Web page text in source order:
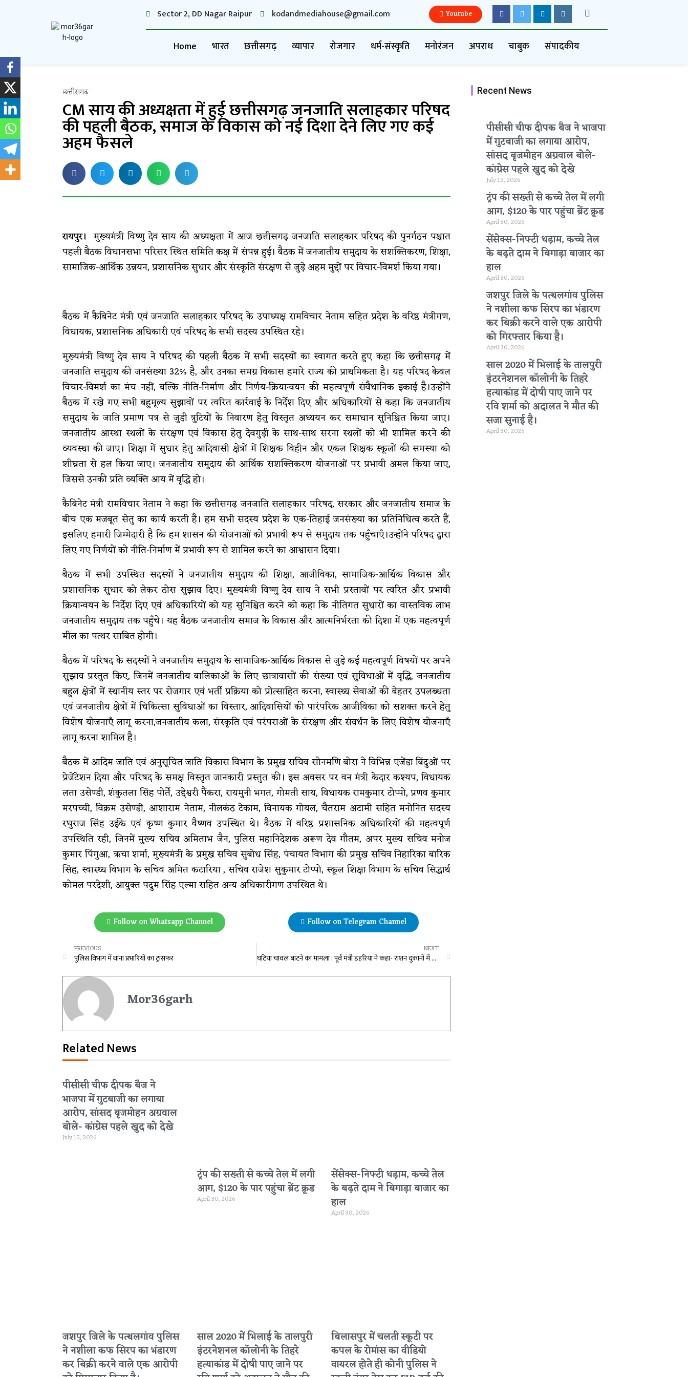
Sector 2, DD Nagar Raipur kodandmediahouse@gmail.com Youtube
Home भारत छत्तीसगढ़ व्यापार रोजगार धर्म-संस्कृति मनोरंजन अपराध चाबुक संपादकीय
छत्तीसगढ़
CM साय की अध्यक्षता में हुई छत्तीसगढ़ जनजाति सलाहकार परिषद
की पहली बैठक, समाज के विकास को नई दिशा देने लिए गए कई
अहम फैसले
रायपुर। मुख्यमंत्री विष्णु देव साय की अध्यक्षता में आज छत्तीसगढ़ जनजाति सलाहकार परिषद की पुनर्गठन पश्चात
पहली बैठक विधानसभा परिसर स्थित समिति कक्ष में संपन्न हुई। बैठक में जनजातीय समुदाय के सशक्तिकरण, शिक्षा,
सामाजिक-आर्थिक उन्नयन, प्रशासनिक सुधार और संस्कृति संरक्षण से जुड़े अहम मुद्दों पर विचार-विमर्श किया गया।
बैठक में कैबिनेट मंत्री एवं जनजाति सलाहकार परिषद के उपाध्यक्ष रामविचार नेताम सहित प्रदेश के वरिष्ठ मंत्रीगण,
विधायक, प्रशासनिक अधिकारी एवं परिषद के सभी सदस्य उपस्थित रहे।
मुख्यमंत्री विष्णु देव साय ने परिषद की पहली बैठक में सभी सदस्यों का स्वागत करते हुए कहा कि छत्तीसगढ़ में
जनजाति समुदाय की जनसंख्या 32% है, और उनका समग्र विकास हमारे राज्य की प्राथमिकता है। यह परिषद केवल
विचार-विमर्श का मंच नहीं, बल्कि नीति-निर्माण और निर्णय-क्रियान्वयन की महत्वपूर्ण संवैधानिक इकाई है।उन्होंने
बैठक में रखे गए सभी बहुमूल्य सुझावों पर त्वरित कार्रवाई के निर्देश दिए और अधिकारियों से कहा कि जनजातीय
समुदाय के जाति प्रमाण पत्र से जुड़ी त्रुटियों के निवारण हेतु विस्तृत अध्ययन कर समाधान सुनिश्चित किया जाए।
जनजातीय आस्था स्थलों के संरक्षण एवं विकास हेतु देवगुड़ी के साथ-साथ सरना स्थलों को भी शामिल करने की
व्यवस्था की जाए। शिक्षा में सुधार हेतु आदिवासी क्षेत्रों में शिक्षक विहीन और एकल शिक्षक स्कूलों की समस्या को
शीघ्रता से हल किया जाए। जनजातीय समुदाय की आर्थिक सशक्तिकरण योजनाओं पर प्रभावी अमल किया जाए,
जिससे उनकी प्रति व्यक्ति आय में वृद्धि हो।
कैबिनेट मंत्री रामविचार नेताम ने कहा कि छत्तीसगढ़ जनजाति सलाहकार परिषद, सरकार और जनजातीय समाज के
बीच एक मजबूत सेतु का कार्य करती है। हम सभी सदस्य प्रदेश के एक-तिहाई जनसंख्या का प्रतिनिधित्व करते हैं,
इसलिए हमारी जिम्मेदारी है कि हम शासन की योजनाओं को प्रभावी रूप से समुदाय तक पहुँचाएँ।उन्होंने परिषद द्वारा
लिए गए निर्णयों को नीति-निर्माण में प्रभावी रूप से शामिल करने का आश्वासन दिया।
बैठक में सभी उपस्थित सदस्यों ने जनजातीय समुदाय की शिक्षा, आजीविका, सामाजिक-आर्थिक विकास और
प्रशासनिक सुधार को लेकर ठोस सुझाव दिए। मुख्यमंत्री विष्णु देव साय ने सभी प्रस्तावों पर त्वरित और प्रभावी
क्रियान्वयन के निर्देश दिए एवं अधिकारियों को यह सुनिश्चित करने को कहा कि नीतिगत सुधारों का वास्तविक लाभ
जनजातीय समुदाय तक पहुँचे। यह बैठक जनजातीय समाज के विकास और आत्मनिर्भरता की दिशा में एक महत्वपूर्ण
मील का पत्थर साबित होगी।
बैठक में परिषद के सदस्यों ने जनजातीय समुदाय के सामाजिक-आर्थिक विकास से जुड़े कई महत्वपूर्ण विषयों पर अपने
सुझाव प्रस्तुत किए, जिनमें जनजातीय बालिकाओं के लिए छात्रावासों की संख्या एवं सुविधाओं में वृद्धि, जनजातीय
बहुल क्षेत्रों में स्थानीय स्तर पर रोजगार एवं भर्ती प्रक्रिया को प्रोत्साहित करना, स्वास्थ्य सेवाओं की बेहतर उपलब्धता
एवं जनजातीय क्षेत्रों में चिकित्सा सुविधाओं का विस्तार, आदिवासियों की पारंपरिक आजीविका को सशक्त करने हेतु
विशेष योजनाएँ लागू करना,जनजातीय कला, संस्कृति एवं परंपराओं के संरक्षण और संवर्धन के लिए विशेष योजनाएँ
लागू करना शामिल है।
बैठक में आदिम जाति एवं अनुसूचित जाति विकास विभाग के प्रमुख सचिव सोनमणि बोरा ने विभिन्न एजेंडा बिंदुओं पर
प्रेजेंटेशन दिया और परिषद के समक्ष विस्तृत जानकारी प्रस्तुत की। इस अवसर पर वन मंत्री केदार कश्यप, विधायक
लता उसेण्डी, शंकुतला सिंह पोर्ते, उद्देश्वरी पैंकरा, रायमुनी भगत, गोमती साय, विधायक रामकुमार टोप्पो, प्रणव कुमार
मरपच्ची, विक्रम उसेण्डी, आशाराम नेताम, नीलकंठ टेकाम, विनायक गोयल, चैतराम अटामी सहित मनोनित सदस्य
रघुराज सिंह उईके एवं कृष्ण कुमार वैष्णव उपस्थित थे। बैठक में वरिष्ठ प्रशासनिक अधिकारियों की महत्वपूर्ण
उपस्थिति रही, जिनमें मुख्य सचिव अमिताभ जैन, पुलिस महानिदेशक अरूण देव गौतम, अपर मुख्य सचिव मनोज
कुमार पिंगुआ, ऋचा शर्मा, मुख्यमंत्री के प्रमुख सचिव सुबोध सिंह, पंचायत विभाग की प्रमुख सचिव निहारिका बारिक
सिंह, स्वास्थ्य विभाग के सचिव अमित कटारिया , सचिव राजेश सुकुमार टोप्पो, स्कूल शिक्षा विभाग के सचिव सिद्धार्थ
कोमल परदेशी, आयुक्त पदुम सिंह एल्मा सहित अन्य अधिकारीगण उपस्थित थे।
Follow on Whatsapp Channel Follow on Telegram Channel
PREVIOUS
पुलिस विभाग में थाना प्रभारियों का ट्रांसफर
NEXT
घटिया चावल बांटने का मामला : पूर्व मंत्री डहरिया ने कहा- राशन दुकानों में जानवरों के खाने लायक भी नहीं वो चावल बांटा गया, MLA गुरु खुशवंत बोले- दोषियों पर होगी कार्रवाई
Mor36garh
Related News
पीसीसी चीफ दीपक बैज ने
भाजपा में गुटबाजी का लगाया
आरोप, सांसद बृजमोहन अग्रवाल
बोले- कांग्रेस पहले खुद को देखे
July 15, 2026
ट्रंप की सख्ती से कच्चे तेल में लगी
आग, $120 के पार पहुंचा ब्रेंट क्रूड
April 30, 2026
सेंसेक्स-निफ्टी धड़ाम, कच्चे तेल
के बढ़ते दाम ने बिगाड़ा बाजार का
हाल
April 30, 2026
जशपुर जिले के पत्थलगांव पुलिस
ने नशीला कफ सिरप का भंडारण
कर बिक्री करने वाले एक आरोपी
साल 2020 में भिलाई के तालपुरी
इंटरनेशनल कॉलोनी के तिहरे
हत्याकांड में दोषी पाए जाने पर
बिलासपुर में चलती स्कूटी पर
कपल के रोमांस का वीडियो
वायरल होते ही कोनी पुलिस ने
Recent News
पीसीसी चीफ दीपक बैज ने भाजपा
में गुटबाजी का लगाया आरोप,
सांसद बृजमोहन अग्रवाल बोले-
कांग्रेस पहले खुद को देखे
July 15, 2026
ट्रंप की सख्ती से कच्चे तेल में लगी
आग, $120 के पार पहुंचा ब्रेंट क्रूड
April 30, 2026
सेंसेक्स-निफ्टी धड़ाम, कच्चे तेल
के बढ़ते दाम ने बिगाड़ा बाजार का
हाल
April 30, 2026
जशपुर जिले के पत्थलगांव पुलिस
ने नशीला कफ सिरप का भंडारण
कर बिक्री करने वाले एक आरोपी
को गिरफ्तार किया है।
April 30, 2026
साल 2020 में भिलाई के तालपुरी
इंटरनेशनल कॉलोनी के तिहरे
हत्याकांड में दोषी पाए जाने पर
रवि शर्मा को अदालत ने मौत की
सजा सुनाई है।
April 30, 2026